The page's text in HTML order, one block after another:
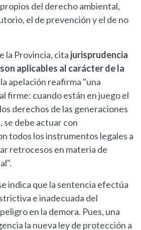
del derecho ambiental,
el de prevención y el de no
la Provincia, cita jurisprudencia
aplicables al carácter de la
apelación reafirma "una
firme: cuando están en juego el
derechos de las generaciones
debe actuar con
todos los instrumentos legales a
retrocesos en materia de
indica que la sentencia efectúa
e inadecuada del
en la demora. Pues, una
la nueva ley de protección a